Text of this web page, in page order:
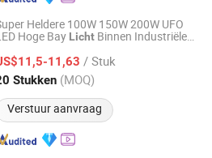
Heldere 100W 150W 200W UFO
Hoge Bay Licht Binnen Industriële
Werkplaats Magazijn
11,63 / Stuk
Stukken (MOQ)
Verstuur aanvraag
Technology Co., Ltd
Sinds 2024